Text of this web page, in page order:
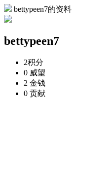
bettypeen7的资料
bettypeen7
2积分
0 威望
2 金钱
0 贡献